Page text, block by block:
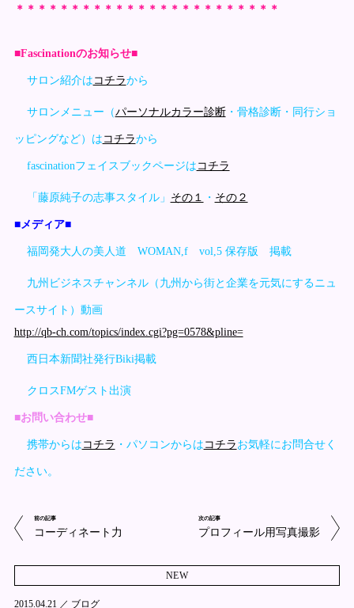
＊＊＊＊＊＊＊＊＊＊＊＊＊＊＊＊＊＊＊＊＊＊＊＊
■Fascinationのお知らせ■
サロン紹介は コチラから
サロンメニュー（パーソナルカラー診断・骨格診断・同行ショ
ッピングなど）は コチラから
fascinationフェイスブックページは コチラ
「藤原純子の志事スタイル」 その１ ・ その２
■メディア■
福岡発大人の美人道 WOMAN,f vol,5 保存版 掲載
九州ビジネスチャンネル（九州から街と企業を元気にするニュ
ースサイト）動画
http://qb-ch.com/topics/index.cgi?pg=0578&pline=
西日本新聞社発行Biki掲載
クロスFMゲスト出演
■お問い合わせ■
携帯からは コチラ ・パソコンからは コチラ お気軽にお問合せく
ださい。
前の記事
コーディネート力
次の記事
プロフィール用写真撮影
NEW
2015.04.21 ／ ブログ